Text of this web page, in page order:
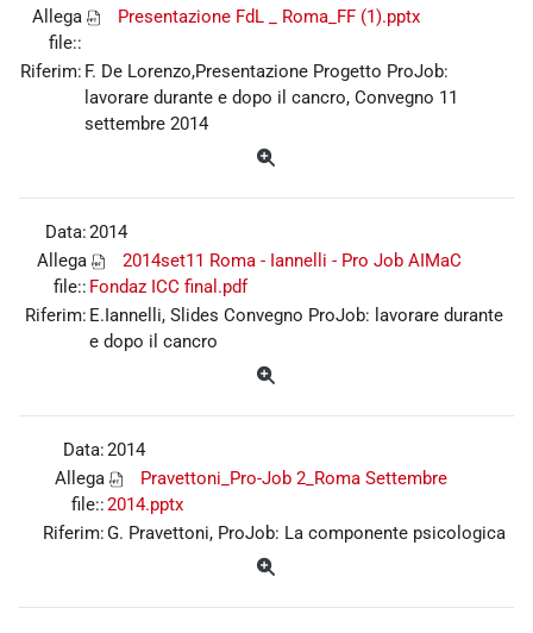
Allega
file::
Presentazione FdL _ Roma_FF (1).pptx
Riferim: F. De Lorenzo,Presentazione Progetto ProJob:
lavorare durante e dopo il cancro, Convegno 11
settembre 2014
Data:2014
Allega
file::
2014set11 Roma - Iannelli - Pro Job AIMaC
Fondaz ICC final.pdf
Riferim: E.Iannelli, Slides Convegno ProJob: lavorare durante
e dopo il cancro
Data:2014
Allega
file::
Pravettoni_Pro-Job 2_Roma Settembre
2014.pptx
Riferim:G. Pravettoni, ProJob: La componente psicologica